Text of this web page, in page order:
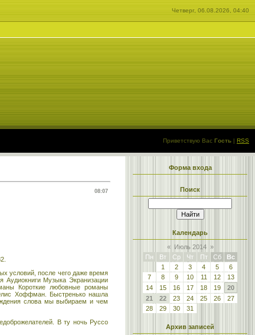
Четверг, 06.08.2026, 04:40
Приветствую Вас Гость | RSS
08:07
условий, после чего даже время
Аудиокниги Музыка Экранизации
Короткие любовные романы
Хоффман. Быстренько нашла
слова мы выбираем и чем
В ту ночь Руссо
Форма входа
Поиск
Календарь
«
Июль 2014 »
Пн
Вт Ср Чт Пт Сб
Вс
1
2 3 4 5
6
7
8 9 10 11 12
13
14
15 16 17 18 19
20
21
22 23 24 25 26
27
28
29 30 31
Архив записей